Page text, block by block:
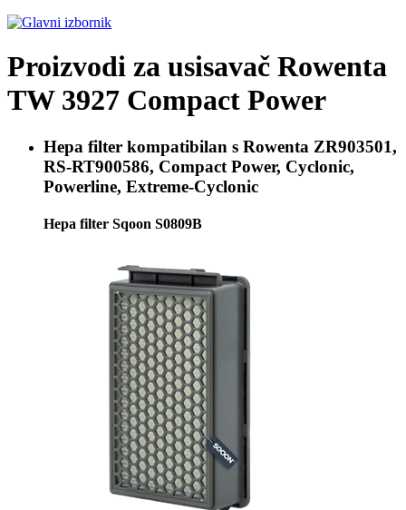
Proizvodi za usisavač Rowenta
TW 3927 Compact Power
Hepa filter kompatibilan s Rowenta ZR903501,
RS-RT900586, Compact Power, Cyclonic,
Powerline, Extreme-Cyclonic
Hepa filter Sqoon S0809B